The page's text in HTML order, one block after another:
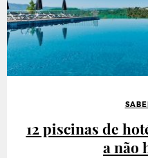
12 piscinas de
a não